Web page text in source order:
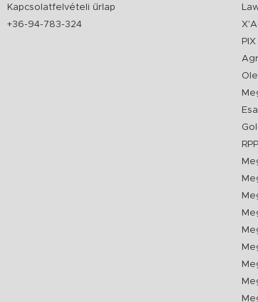
Kapcsolatfelvételi űrlap
+36-94-783-324
RPP